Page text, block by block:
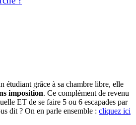
étudiant grâce à sa chambre libre, elle
imposition. Ce complément de revenu
ET de se faire 5 ou 6 escapades par
dit ? On en parle ensemble : cliquez ici